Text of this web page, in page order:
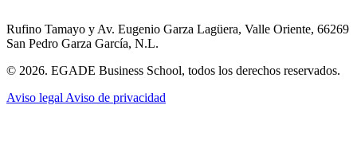
Rufino Tamayo y Av. Eugenio Garza Lagüera, Valle Oriente, 66269
San Pedro Garza García, N.L.
© 2026. EGADE Business School, todos los derechos reservados.
Aviso legal Aviso de privacidad